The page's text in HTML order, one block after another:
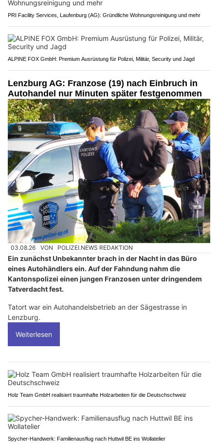
PRI Facility Services, Laufenburg (AG): Gründliche Wohnungsreinigung und mehr
ALPINE FOX GmbH: Premium Ausrüstung für Polizei, Militär, Security und Jagd
Lenzburg AG: Franzose (19) nach Einbruch in
Autohandel nur Minuten später festgenommen
03.08.26 VON POLIZEI.NEWS REDAKTION
Ein zunächst Unbekannter brach in der Nacht in das Büro
eines Autohändlers ein. Auf der Fahndung nahm die
Kantonspolizei einen jungen Franzosen unter dringendem
Tatverdacht fest.
Tatort war ein Autohandelsbetrieb an der Sägestrasse in
Lenzburg.
Weiterlesen
Holz Team GmbH realisiert traumhafte Holzarbeiten für die Deutschschweiz
Spycher-Handwerk: Familienausflug nach Huttwil BE ins Wollatelier